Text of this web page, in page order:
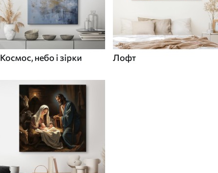
Космос, небо і зірки Лофт